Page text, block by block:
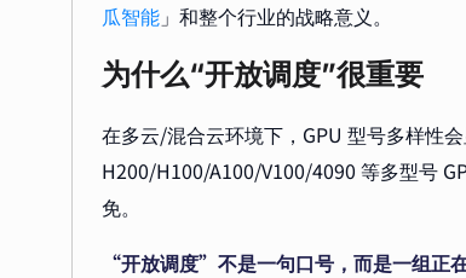
瓜智能 」和整个行业的战略意义。
为什么“开放调度”很重要
在多云/混合云环境下，GPU 型号多样性
H200/H100/A100/V100/4090 等多型号
免。
“开放调度”不是一句口号，而是一组正